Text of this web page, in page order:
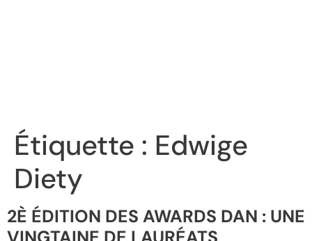
Étiquette : Edwige
Diety
2È ÉDITION DES AWARDS DAN : UNE